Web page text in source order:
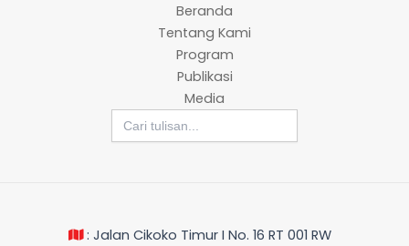
Beranda
Tentang Kami
Program
Publikasi
Media
Search
for:
: Jalan Cikoko Timur I No. 16 RT 001 RW